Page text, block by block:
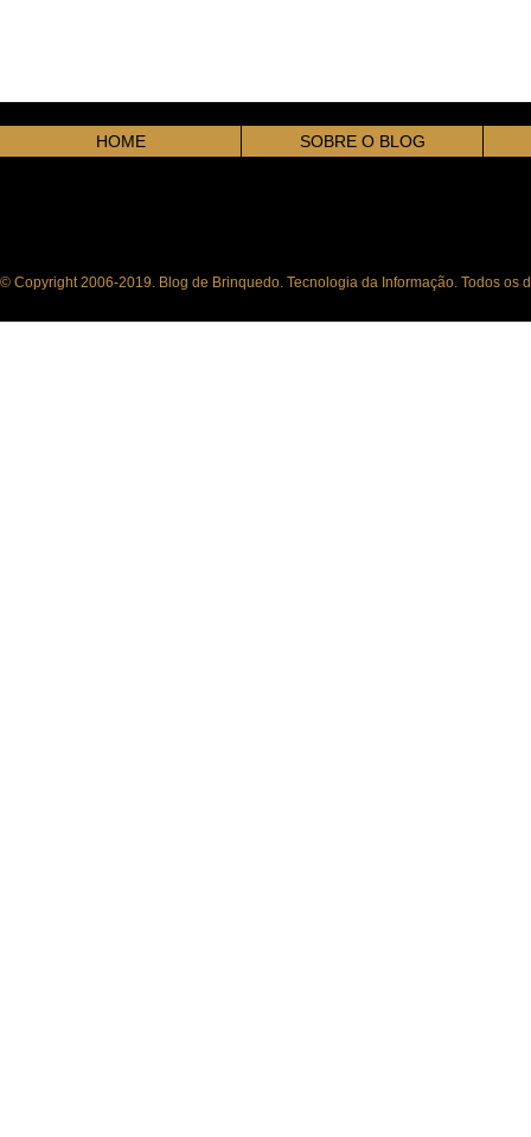
HOME SOBRE O BLOG
© Copyright 2006-2019. Blog de Brinquedo. Tecnologia da Informação. Todos os